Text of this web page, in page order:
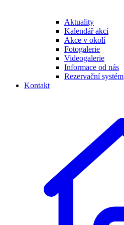
Aktuality
Kalendář akcí
Akce v okolí
Fotogalerie
Videogalerie
Informace od nás
Rezervační systém
Kontakt